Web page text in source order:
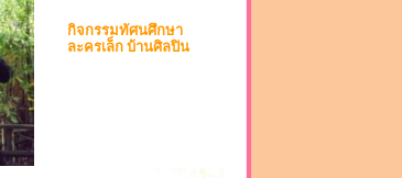
กิจกรรมทัศนศึกษา
ละครเล็ก บ้านศิลปิน